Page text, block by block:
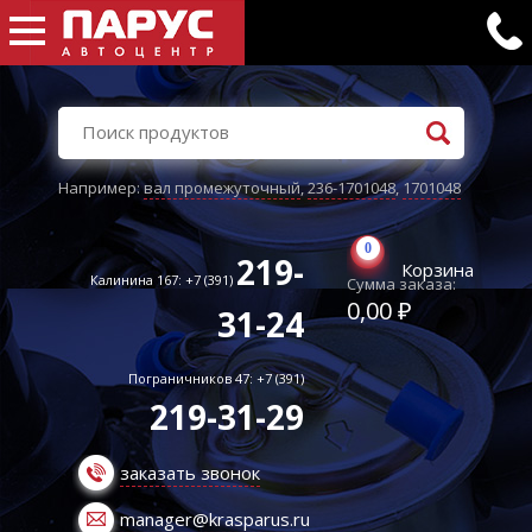
Например:вал промежуточный,236-1701048,1701048
Калинина 167: +7 (391) 219-
31-24
Пограничников 47: +7 (391)
219-31-29
заказать звонок
manager@krasparus.ru
0
Корзина
Сумма заказа:
0,00 ₽